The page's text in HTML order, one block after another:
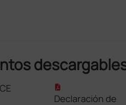
Declaración de